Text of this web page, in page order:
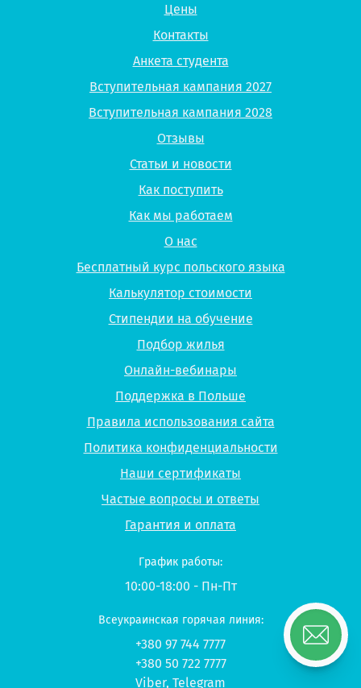
Цены
Контакты
Анкета студента
Вступительная кампания 2027
Вступительная кампания 2028
Отзывы
Статьи и новости
Как поступить
Как мы работаем
О нас
Бесплатный курс польского языка
Калькулятор стоимости
Стипендии на обучение
Подбор жилья
Онлайн-вебинары
Поддержка в Польше
Правила использования сайта
Политика конфиденциальности
Наши сертификаты
Частые вопросы и ответы
Гарантия и оплата
График работы:
10:00-18:00 - Пн-Пт
Всеукраинская горячая линия:
+380 97 744 7777
+380 50 722 7777
Viber, Telegram